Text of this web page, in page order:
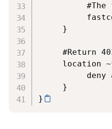
#The
     }
#Return
location
deny
     }
}